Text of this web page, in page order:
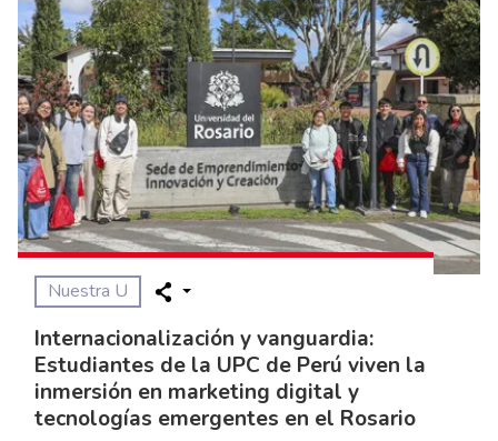
Nuestra U
Internacionalización y vanguardia:
Estudiantes de la UPC de Perú viven la
inmersión en marketing digital y
tecnologías emergentes en el Rosario